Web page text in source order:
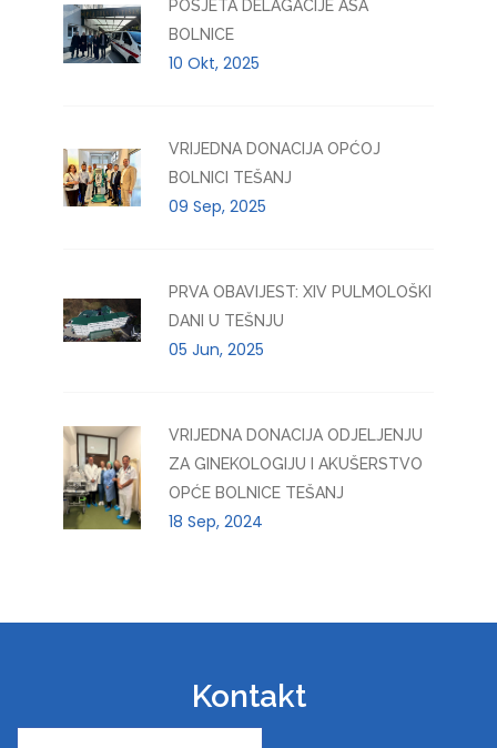
POSJETA DELAGACIJE ASA
BOLNICE
10 Okt, 2025
VRIJEDNA DONACIJA OPĆOJ
BOLNICI TEŠANJ
09 Sep, 2025
PRVA OBAVIJEST: XIV PULMOLOŠKI
DANI U TEŠNJU
05 Jun, 2025
VRIJEDNA DONACIJA ODJELJENJU
ZA GINEKOLOGIJU I AKUŠERSTVO
OPĆE BOLNICE TEŠANJ
18 Sep, 2024
Kontakt